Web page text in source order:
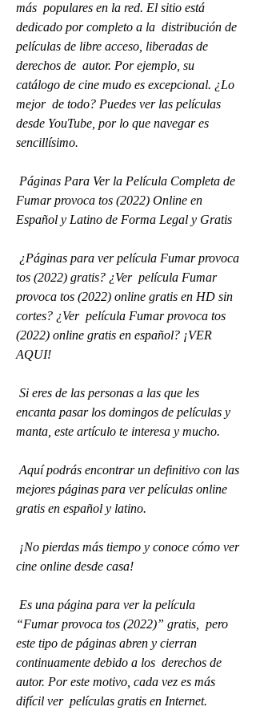
más  populares en la red. El sitio está
dedicado por completo a la  distribución de
películas de libre acceso, liberadas de
derechos de  autor. Por ejemplo, su
catálogo de cine mudo es excepcional. ¿Lo
mejor  de todo? Puedes ver las películas
desde YouTube, por lo que navegar es
sencillísimo.
Fumar provoca tos (2022) Online en
Español y Latino de Forma Legal y Gratis
tos (2022) gratis? ¿Ver  película Fumar
provoca tos (2022) online gratis en HD sin
cortes? ¿Ver  película Fumar provoca tos
(2022) online gratis en español? ¡VER
AQUI!
encanta pasar los domingos de películas y
manta, este artículo te interesa y mucho.
mejores páginas para ver películas online
gratis en español y latino.
cine online desde casa!
“Fumar provoca tos (2022)” gratis,  pero
este tipo de páginas abren y cierran
continuamente debido a los  derechos de
autor. Por este motivo, cada vez es más
difícil ver  películas gratis en Internet.